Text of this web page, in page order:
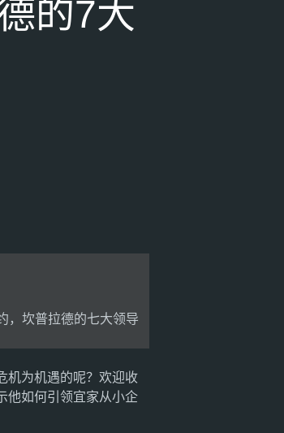
的7大
，坎普拉德的七大领导
机为机遇的呢？欢迎收
他如何引领宜家从小企